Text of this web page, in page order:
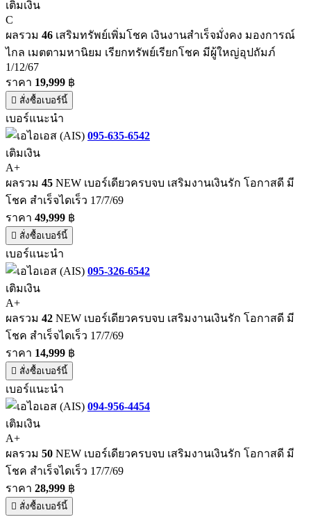
เติมเงิน
C
ผลรวม 46 เสริมทรัพย์เพิ่มโชค เงินงานสำเร็จมั่งคง มองการณ์
ไกล เมตตามหานิยม เรียกทรัพย์เรียกโชค มีผู้ใหญ่อุปถัมภ์
1/12/67
ราคา 19,999 ฿
สั่งซื้อเบอร์นี้
เบอร์แนะนำ
095-635-6542
เติมเงิน
A+
ผลรวม 45 NEW เบอร์เดียวครบจบ เสริมงานเงินรัก โอกาสดี มี
โชค สำเร็จไดเร็ว 17/7/69
ราคา 49,999 ฿
สั่งซื้อเบอร์นี้
เบอร์แนะนำ
095-326-6542
เติมเงิน
A+
ผลรวม 42 NEW เบอร์เดียวครบจบ เสริมงานเงินรัก โอกาสดี มี
โชค สำเร็จไดเร็ว 17/7/69
ราคา 14,999 ฿
สั่งซื้อเบอร์นี้
เบอร์แนะนำ
094-956-4454
เติมเงิน
A+
ผลรวม 50 NEW เบอร์เดียวครบจบ เสริมงานเงินรัก โอกาสดี มี
โชค สำเร็จไดเร็ว 17/7/69
ราคา 28,999 ฿
สั่งซื้อเบอร์นี้